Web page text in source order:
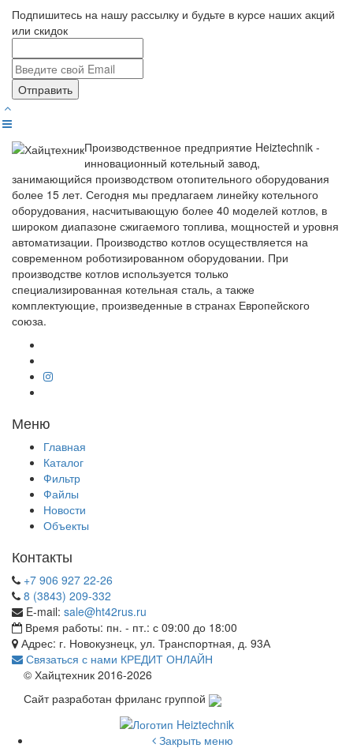
Подпишитесь на нашу рассылку и будьте в курсе наших акций
или скидок
Отправить
Производственное предприятие Heiztechnik -
инновационный котельный завод,
занимающийся производством отопительного оборудования
более 15 лет. Сегодня мы предлагаем линейку котельного
оборудования, насчитывающую более 40 моделей котлов, в
широком диапазоне сжигаемого топлива, мощностей и уровня
автоматизации. Производство котлов осуществляется на
современном роботизированном оборудовании. При
производстве котлов используется только
специализированная котельная сталь, а также
комплектующие, произведенные в странах Европейского
союза.
Меню
Главная
Каталог
Фильтр
Файлы
Новости
Объекты
Контакты
+7 906 927 22-26
8 (3843) 209-332
E-mail: sale@ht42rus.ru
Время работы: пн. - пт.: с 09:00 до 18:00
Адрес: г. Новокузнецк, ул. Транспортная, д. 93А
Связаться с нами КРЕДИТ ОНЛАЙН
© Хайцтехник 2016-2026
Сайт разработан фриланс группой
Закрыть меню